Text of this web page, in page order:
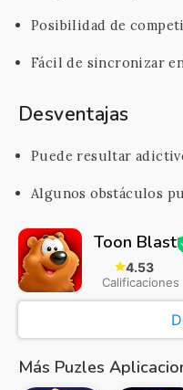
Posibilidad de
Fácil de sincronizar
Desventajas
Puede resultar
Algunos obstáculos
Toon Blast
4.53
Calificaciones
Más Puzles